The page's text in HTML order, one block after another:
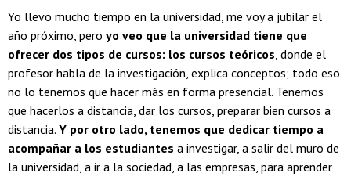
Yo llevo mucho tiempo en la universidad, me voy a jubilar el
año próximo, pero yo veo que la universidad tiene que
ofrecer dos tipos de cursos: los cursos teóricos, donde el
profesor habla de la investigación, explica conceptos; todo eso
no lo tenemos que hacer más en forma presencial. Tenemos
que hacerlos a distancia, dar los cursos, preparar bien cursos a
distancia. Y por otro lado, tenemos que dedicar tiempo a
acompañar a los estudiantes a investigar, a salir del muro de
la universidad, a ir a la sociedad, a las empresas, para aprender